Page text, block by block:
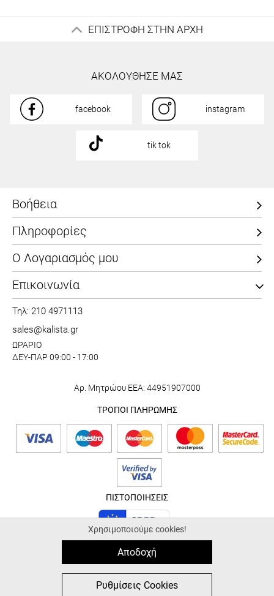
ΕΠΙΣΤΡΟΦΗ ΣΤΗΝ ΑΡΧΗ
ΑΚΟΛΟΥΘΗΣΕ ΜΑΣ
facebook instagram
tik tok
Βοήθεια
Πληροφορίες
Ο Λογαριασμός μου
Επικοινωνία
Τηλ: 210 4971113
sales@kalista.gr
ΩΡΑΡΙΟ
ΔΕΥ-ΠΑΡ 09:00 - 17:00
Αρ. Μητρώου ΕΕΑ: 44951907000
ΤΡΟΠΟΙ ΠΛΗΡΩΜΗΣ
ΠΙΣΤΟΠΟΙΗΣΕΙΣ
ALL-IN-ONE eCommerce Business Development by
Plushost.gr
Χρησιμοποιούμε cookies!
Αποδοχή
Ρυθμίσεις Cookies